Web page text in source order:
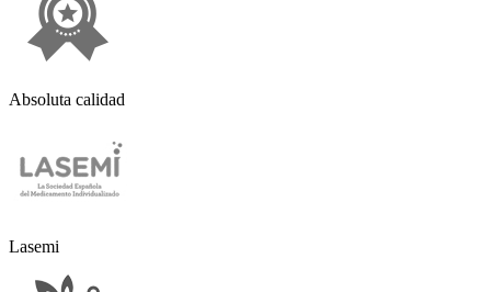
Absoluta calidad
Lasemi